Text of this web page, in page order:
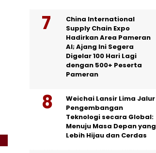
China International
Supply Chain Expo
Hadirkan Area Pameran
AI; Ajang Ini Segera
Digelar 100 Hari Lagi
dengan 500+ Peserta
Pameran
Weichai Lansir Lima Jalur
Pengembangan
Teknologi secara Global:
Menuju Masa Depan yang
Lebih Hijau dan Cerdas